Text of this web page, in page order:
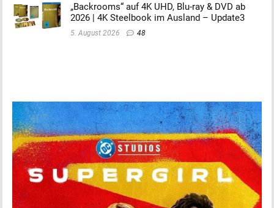
„Backrooms“ auf 4K UHD, Blu-ray & DVD ab
2026 | 4K Steelbook im Ausland – Update3
5. August 2026 48